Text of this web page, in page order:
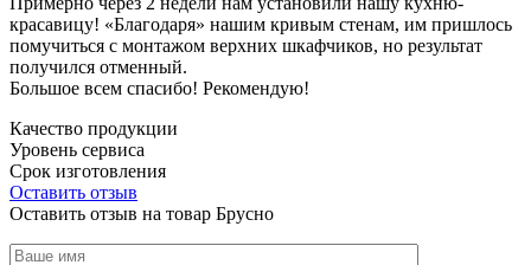
красавицу! «Благодаря» нашим кривым стенам, им пришлось
помучиться с монтажом верхних шкафчиков, но результат
получился отменный.
Большое всем спасибо! Рекомендую!
Качество продукции
Уровень сервиса
Срок изготовления
Оставить отзыв
Оставить отзыв на товар Брусно